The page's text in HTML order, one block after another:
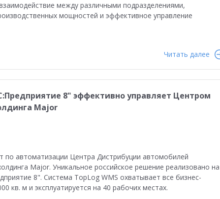
между различными подразделениями,
мощностей и эффективное управление
Читать далее
8" эффективно управляет Центром
Major
по автоматизации Центра Дистрибуции автомобилей
Major. Уникальное российское решение реализовано на
8". Система TopLog WMS охватывает все бизнес-
кв. м и эксплуатируется на 40 рабочих местах.